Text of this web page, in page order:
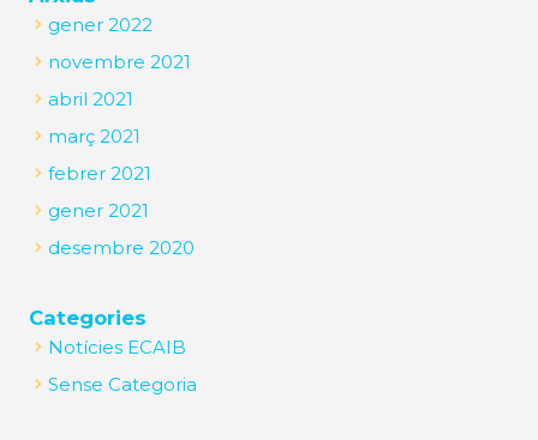
gener 2022
novembre 2021
abril 2021
març 2021
febrer 2021
gener 2021
desembre 2020
Categories
Notícies ECAIB
Sense Categoria